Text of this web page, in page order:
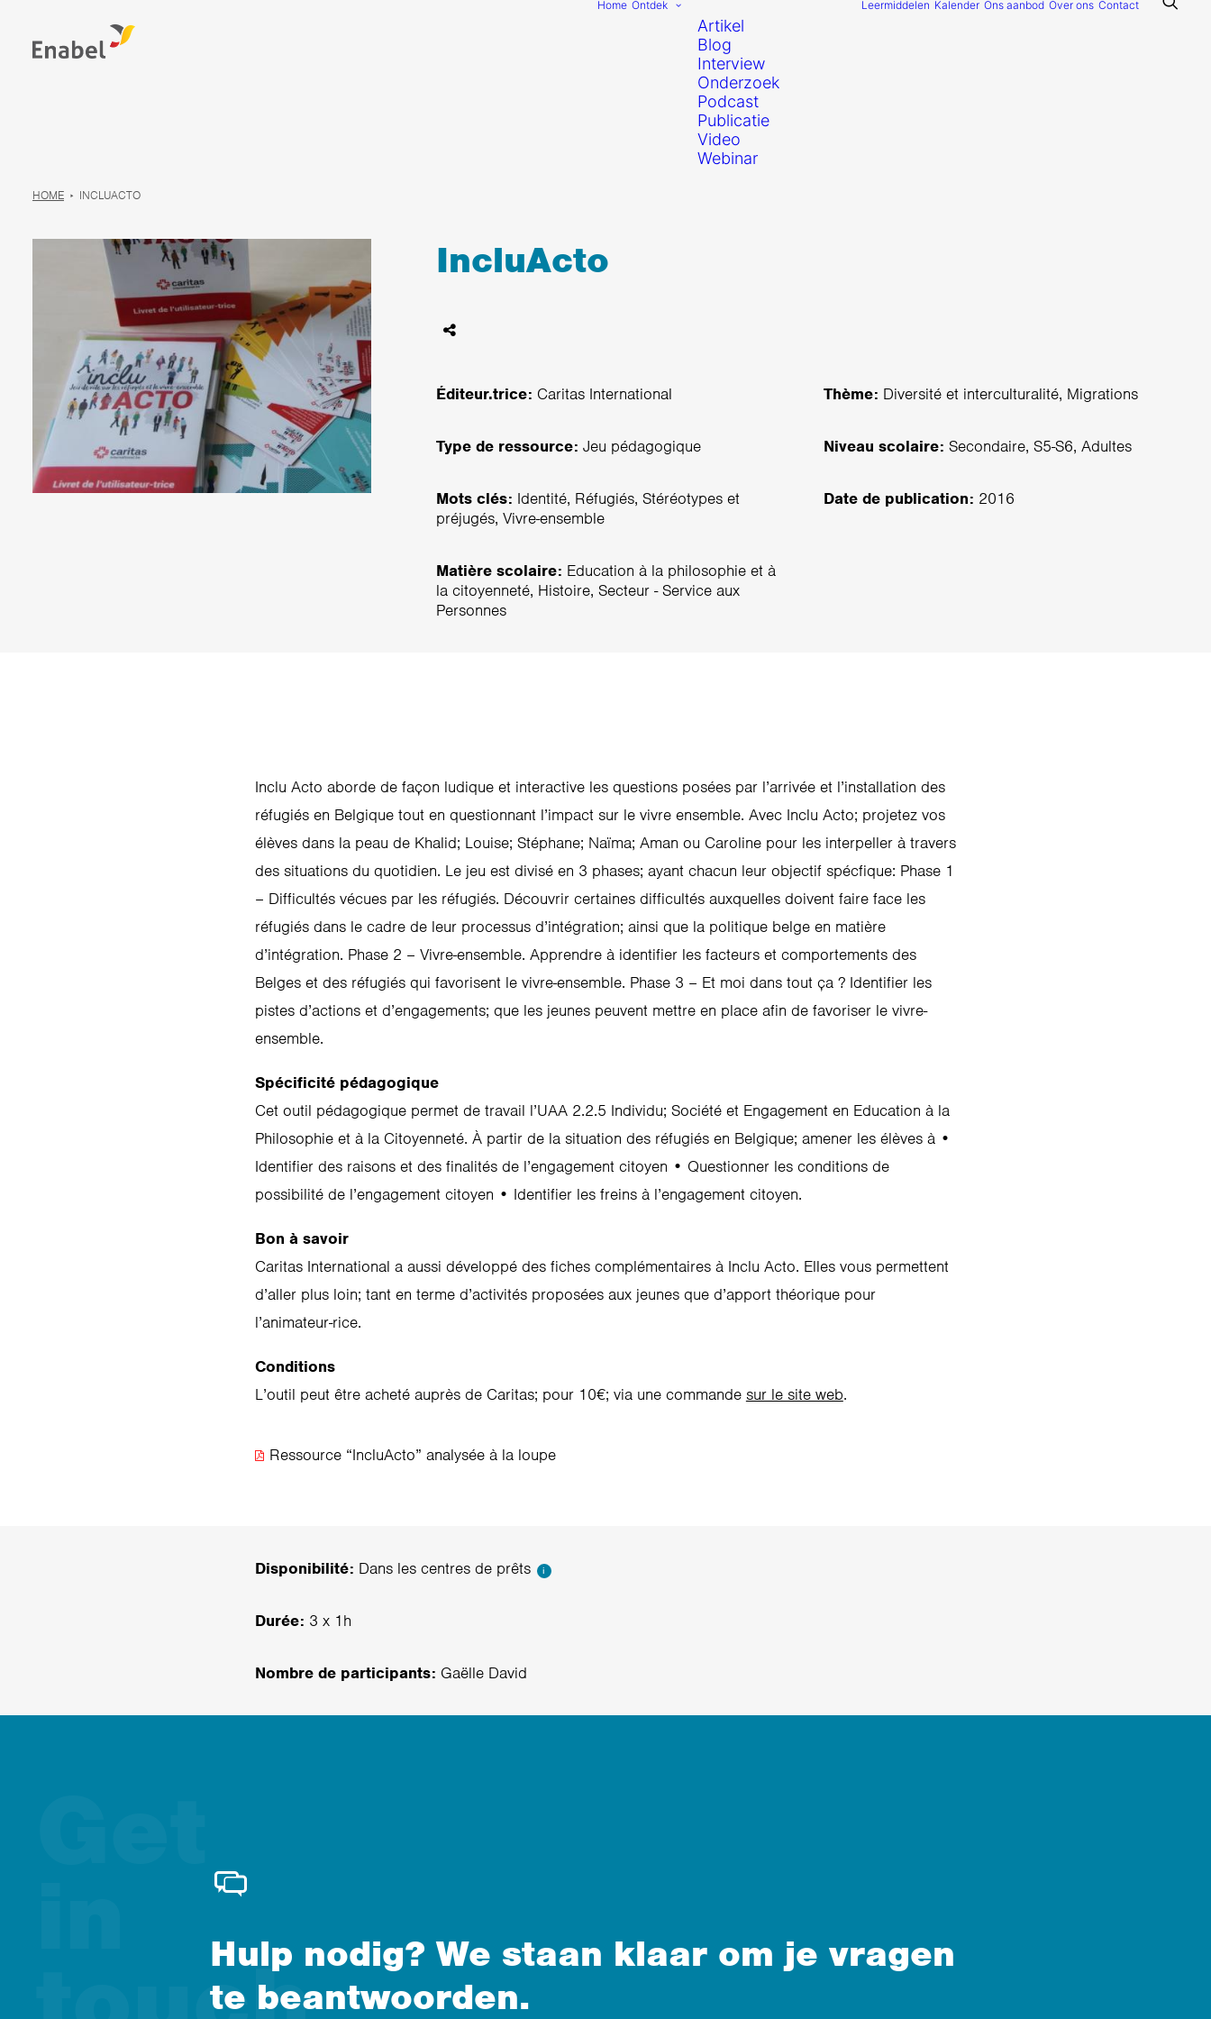
Home Ontdek
Artikel
Blog
Interview
Onderzoek
Podcast
Publicatie
Video
Webinar
Leermiddelen Kalender Ons aanbod Over ons Contact
HOME INCLUACTO
IncluActo
Éditeur.trice: Caritas International
Type de ressource: Jeu pédagogique
Mots clés: Identité, Réfugiés, Stéréotypes et
préjugés, Vivre-ensemble
Matière scolaire: Education à la philosophie et à
la citoyenneté, Histoire, Secteur - Service aux
Personnes
Thème: Diversité et interculturalité, Migrations
Niveau scolaire: Secondaire, S5-S6, Adultes
Date de publication: 2016
Inclu Acto aborde de façon ludique et interactive les questions posées par l’arrivée et l’installation des
réfugiés en Belgique tout en questionnant l’impact sur le vivre ensemble. Avec Inclu Acto; projetez vos
élèves dans la peau de Khalid; Louise; Stéphane; Naïma; Aman ou Caroline pour les interpeller à travers
des situations du quotidien. Le jeu est divisé en 3 phases; ayant chacun leur objectif spécfique: Phase 1
– Difficultés vécues par les réfugiés. Découvrir certaines difficultés auxquelles doivent faire face les
réfugiés dans le cadre de leur processus d’intégration; ainsi que la politique belge en matière
d’intégration. Phase 2 – Vivre-ensemble. Apprendre à identifier les facteurs et comportements des
Belges et des réfugiés qui favorisent le vivre-ensemble. Phase 3 – Et moi dans tout ça ? Identifier les
pistes d’actions et d’engagements; que les jeunes peuvent mettre en place afin de favoriser le vivre-
ensemble.
Spécificité pédagogique
Cet outil pédagogique permet de travail l’UAA 2.2.5 Individu; Société et Engagement en Education à la
Philosophie et à la Citoyenneté. À partir de la situation des réfugiés en Belgique; amener les élèves à •
Identifier des raisons et des finalités de l’engagement citoyen • Questionner les conditions de
possibilité de l’engagement citoyen • Identifier les freins à l’engagement citoyen.
Bon à savoir
Caritas International a aussi développé des fiches complémentaires à Inclu Acto. Elles vous permettent
d’aller plus loin; tant en terme d’activités proposées aux jeunes que d’apport théorique pour
l’animateur-rice.
Conditions
L’outil peut être acheté auprès de Caritas; pour 10€; via une commande sur le site web.
Ressource “IncluActo” analysée à la loupe
Disponibilité: Dans les centres de prêts i
Durée: 3 x 1h
Nombre de participants: Gaëlle David
Hulp nodig? We staan klaar om je vragen
te beantwoorden.